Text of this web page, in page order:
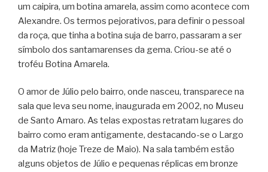
um caipira, um botina amarela, assim como acontece com
Alexandre. Os termos pejorativos, para definir o pessoal
da roça, que tinha a botina suja de barro, passaram a ser
símbolo dos santamarenses da gema. Criou-se até o
troféu Botina Amarela.
O amor de Júlio pelo bairro, onde nasceu, transparece na
sala que leva seu nome, inaugurada em 2002, no Museu
de Santo Amaro. As telas expostas retratam lugares do
bairro como eram antigamente, destacando-se o Largo
da Matriz (hoje Treze de Maio). Na sala também estão
alguns objetos de Júlio e pequenas réplicas em bronze